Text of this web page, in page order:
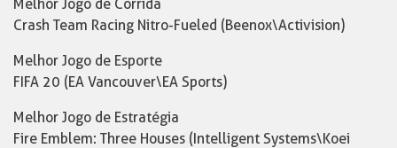
Melhor Jogo de Corrida
Crash Team Racing Nitro-Fueled (Beenox\Activision)
Melhor Jogo de Esporte
FIFA 20 (EA Vancouver\EA Sports)
Melhor Jogo de Estratégia
Fire Emblem: Three Houses (Intelligent Systems\Koei